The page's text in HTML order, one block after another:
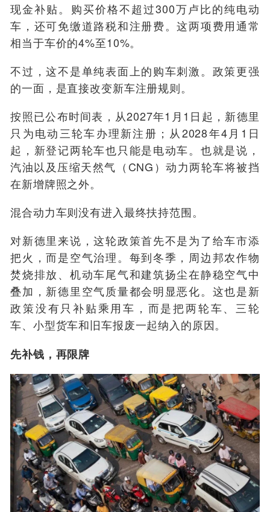
现金补贴。购买价格不超过300万卢比的纯电动
车，还可免缴道路税和注册费。这两项费用通常
相当于车价的4%至10%。
不过，这不是单纯表面上的购车刺激。政策更强
的一面，是直接改变新车注册规则。
按照已公布时间表，从2027年1月1日起，新德里
只为电动三轮车办理新注册；从2028年4月1日
起，新登记两轮车也只能是电动车。也就是说，
汽油以及压缩天然气（CNG）动力两轮车将被挡
在新增牌照之外。
混合动力车则没有进入最终扶持范围。
对新德里来说，这轮政策首先不是为了给车市添
把火，而是空气治理。每到冬季，周边邦农作物
焚烧排放、机动车尾气和建筑扬尘在静稳空气中
叠加，新德里空气质量都会明显恶化。这也是新
政策没有只补贴乘用车，而是把两轮车、三轮
车、小型货车和旧车报废一起纳入的原因。
先补钱，再限牌